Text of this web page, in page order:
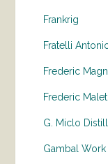
Frankrig
Fratelli
Frederic
Frederic
G. Miclo
Gambal Work